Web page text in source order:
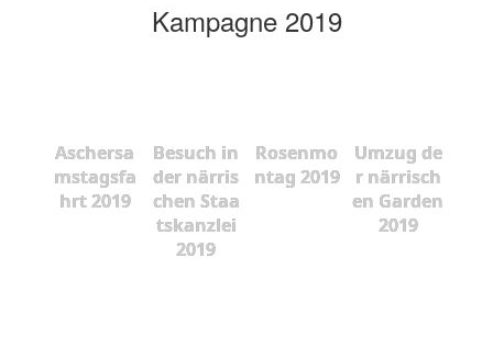
Kampagne 2019
Aschersa
mstagsfa
hrt 2019
Besuch in
der närris
chen Staa
tskanzlei
2019
Rosenmo
ntag 2019
Umzug de
r närrisch
en Garden
2019